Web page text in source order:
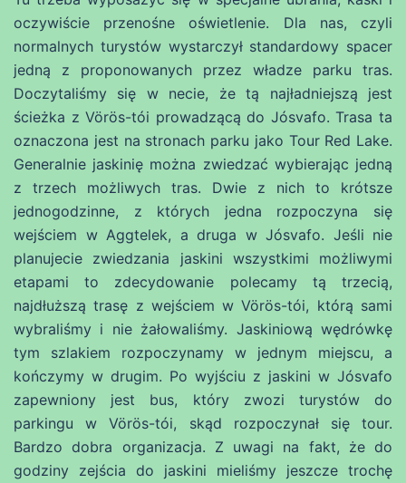
oczywiście przenośne oświetlenie. Dla nas, czyli
normalnych turystów wystarczył standardowy spacer
jedną z proponowanych przez władze parku tras.
Doczytaliśmy się w necie, że tą najładniejszą jest
ścieżka z Vörös-tói prowadzącą do Jósvafo. Trasa ta
oznaczona jest na stronach parku jako Tour Red Lake.
Generalnie jaskinię można zwiedzać wybierając jedną
z trzech możliwych tras. Dwie z nich to krótsze
jednogodzinne, z których jedna rozpoczyna się
wejściem w Aggtelek, a druga w Jósvafo. Jeśli nie
planujecie zwiedzania jaskini wszystkimi możliwymi
etapami to zdecydowanie polecamy tą trzecią,
najdłuższą trasę z wejściem w Vörös-tói, którą sami
wybraliśmy i nie żałowaliśmy. Jaskiniową wędrówkę
tym szlakiem rozpoczynamy w jednym miejscu, a
kończymy w drugim. Po wyjściu z jaskini w Jósvafo
zapewniony jest bus, który zwozi turystów do
parkingu w Vörös-tói, skąd rozpoczynał się tour.
Bardzo dobra organizacja. Z uwagi na fakt, że do
godziny zejścia do jaskini mieliśmy jeszcze trochę